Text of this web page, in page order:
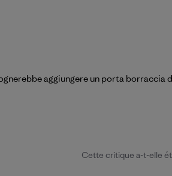
aggiungere un porta borraccia
Cette critique a-t-elle